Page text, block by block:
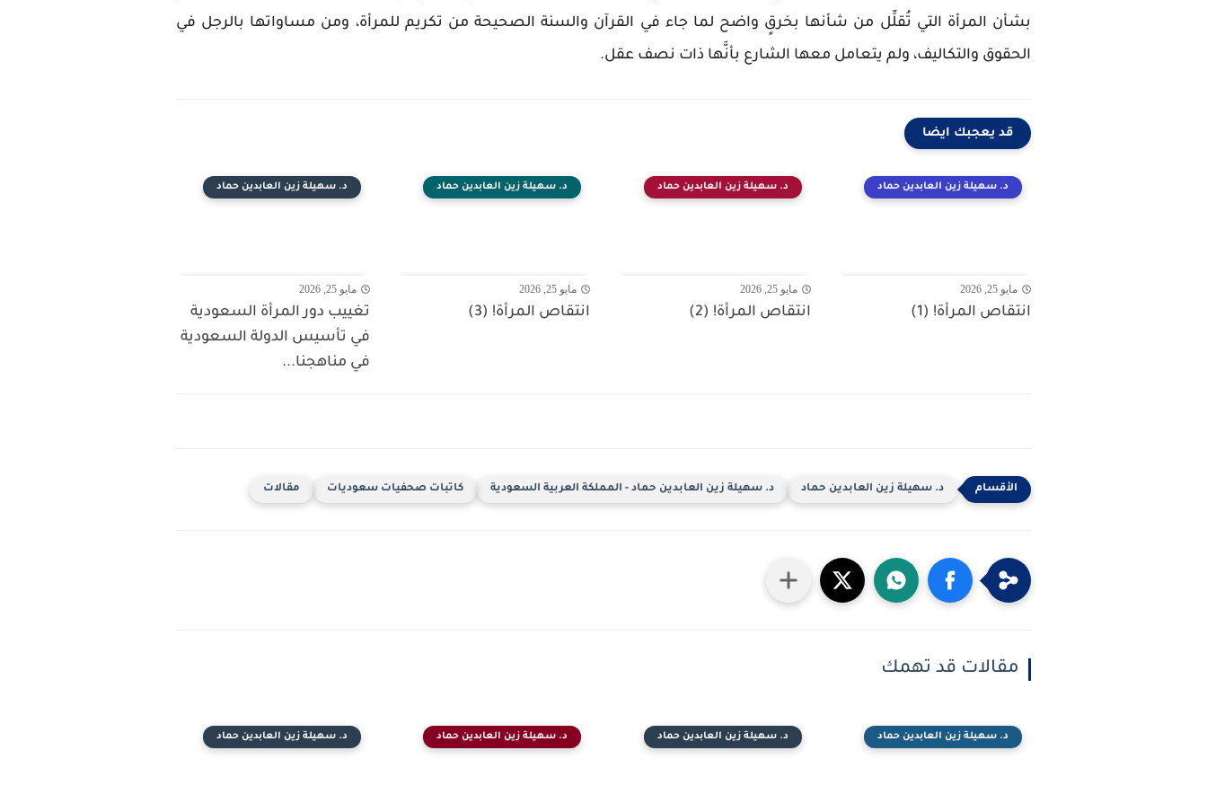
بشأن المرأة التي تُقلِّل من شأنها بخرقٍ واضح لما جاء في القرآن والسنة الصحيحة من تكريم للمرأة، ومن مساواتها بالرجل في
الحقوق والتكاليف، ولم يتعامل معها الشارع بأنَّها ذات نصف عقل.
قد يعجبك ايضا
د. سهيلة زين العابدين حماد
مايو 25, 2026
انتقاص المرأة! (1)
د. سهيلة زين العابدين حماد
مايو 25, 2026
انتقاص المرأة! (2)
د. سهيلة زين العابدين حماد
مايو 25, 2026
انتقاص المرأة! (3)
د. سهيلة زين العابدين حماد
مايو 25, 2026
تغييب دور المرأة السعودية
في تأسيس الدولة السعودية
في مناهجنا...
د. سهيلة زين العابدين حماد د. سهيلة زين العابدين حماد - المملكة العربية السعودية كاتبات صحفيات سعوديات مقالات
مقالات قد تهمك
د. سهيلة زين العابدين حماد د. سهيلة زين العابدين حماد د. سهيلة زين العابدين حماد د. سهيلة زين العابدين حماد